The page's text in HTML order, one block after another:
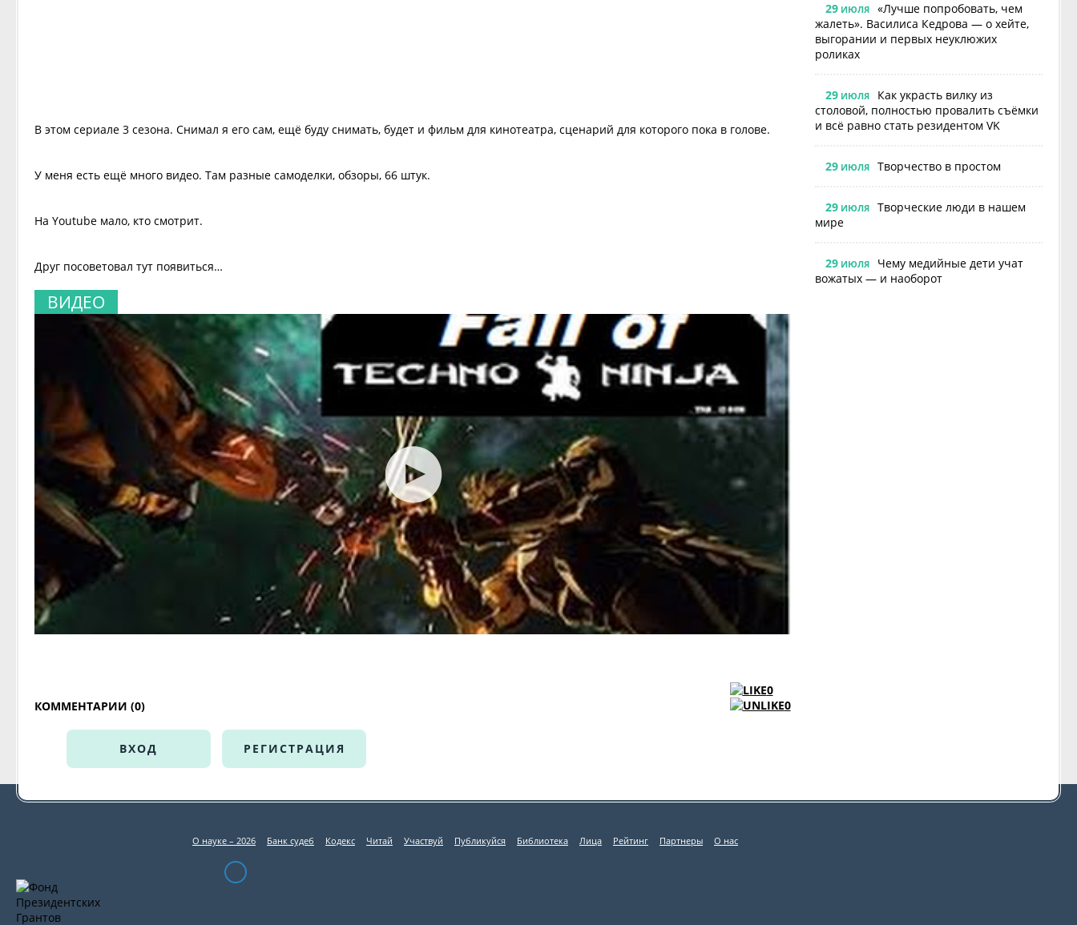
В этом сериале 3 сезона. Снимал я его сам, ещё буду снимать, будет и фильм для кинотеатра, сценарий для которого пока в голове.
У меня есть ещё много видео. Там разные самоделки, обзоры, 66 штук.
На Youtube мало, кто смотрит.
Друг посоветовал тут появиться…
ВИДЕО
0
0
КОММЕНТАРИИ (0)
ВХОД РЕГИСТРАЦИЯ
29ИЮЛЯ
«Лучше попробовать, чем
жалеть». Василиса Кедрова — о хейте,
выгорании и первых неуклюжих
роликах
29ИЮЛЯ
Как украсть вилку из
столовой, полностью провалить съёмки
и всё равно стать резидентом VK
29ИЮЛЯ Творчество в простом
29ИЮЛЯ
Творческие люди в нашем
мире
29ИЮЛЯ
Чему медийные дети учат
вожатых — и наоборот
О науке – 2026 Банк судеб Кодекс Читай Участвуй Публикуйся Библиотека Лица Рейтинг Партнеры О нас